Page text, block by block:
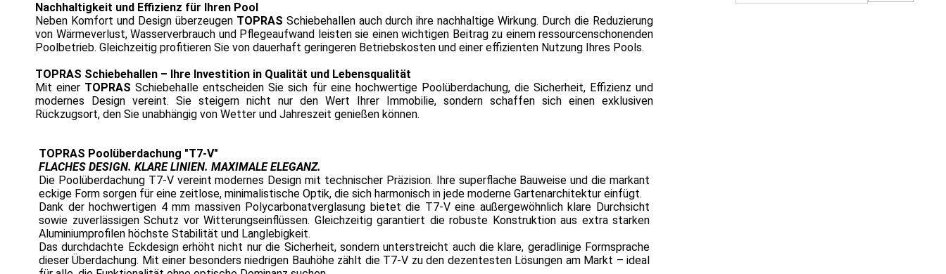
Nachhaltigkeit und Effizienz für Ihren Pool
Neben Komfort und Design überzeugen TOPRAS Schiebehallen auch durch ihre nachhaltige Wirkung. Durch die Reduzierung
von Wärmeverlust, Wasserverbrauch und Pflegeaufwand leisten sie einen wichtigen Beitrag zu einem ressourcenschonenden
Poolbetrieb. Gleichzeitig profitieren Sie von dauerhaft geringeren Betriebskosten und einer effizienten Nutzung Ihres Pools.
TOPRAS Schiebehallen – Ihre Investition in Qualität und Lebensqualität
Mit einer TOPRAS Schiebehalle entscheiden Sie sich für eine hochwertige Poolüberdachung, die Sicherheit, Effizienz und
modernes Design vereint. Sie steigern nicht nur den Wert Ihrer Immobilie, sondern schaffen sich einen exklusiven
Rückzugsort, den Sie unabhängig von Wetter und Jahreszeit genießen können.
TOPRAS Poolüberdachung "T7-V"
FLACHES DESIGN. KLARE LINIEN. MAXIMALE ELEGANZ.
Die Poolüberdachung T7-V vereint modernes Design mit technischer Präzision. Ihre superflache Bauweise und die markant
eckige Form sorgen für eine zeitlose, minimalistische Optik, die sich harmonisch in jede moderne Gartenarchitektur einfügt.
Dank der hochwertigen 4 mm massiven Polycarbonatverglasung bietet die T7-V eine außergewöhnlich klare Durchsicht
sowie zuverlässigen Schutz vor Witterungseinflüssen. Gleichzeitig garantiert die robuste Konstruktion aus extra starken
Aluminiumprofilen höchste Stabilität und Langlebigkeit.
Das durchdachte Eckdesign erhöht nicht nur die Sicherheit, sondern unterstreicht auch die klare, geradlinige Formsprache
dieser Überdachung. Mit einer besonders niedrigen Bauhöhe zählt die T7-V zu den dezentesten Lösungen am Markt – ideal